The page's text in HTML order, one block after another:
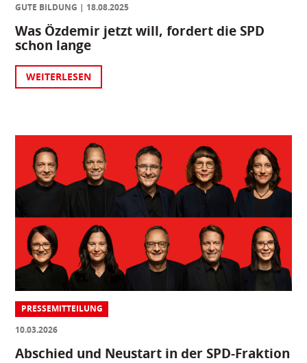
GUTE BILDUNG
18.08.2025
Was Özdemir jetzt will, fordert die SPD
schon lange
WEITERLESEN
PRESSEMITTEILUNG
10.03.2026
Abschied und Neustart in der SPD-Fraktion